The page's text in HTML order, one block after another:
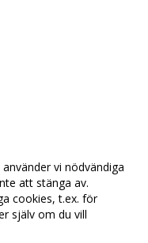
vi nödvändiga
att stänga av.
cookies, t.ex. för
själv om du vill